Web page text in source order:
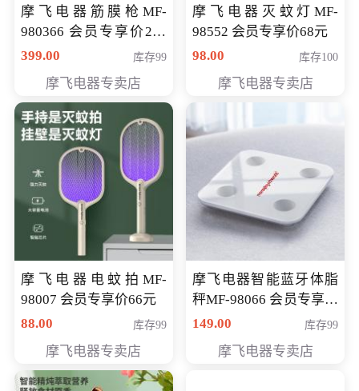
摩飞电器筋膜枪MF-
980366 会员专享价299
元
399.00 库存99
摩飞电器专卖店
摩飞电器灭蚊灯MF-
98552 会员专享价68元
98.00
库存100
摩飞电器专卖店
摩飞电器电蚊拍MF-
98007 会员专享价66元
88.00
库存99
摩飞电器专卖店
摩飞电器智能蓝牙体脂
秤MF-98066 会员专享价
98元
149.00 库存99
摩飞电器专卖店